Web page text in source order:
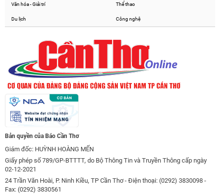
Văn hóa - Giải trí Thể thao
Du lịch Công nghệ
Bản quyền của Báo Cần Thơ
Giám đốc: HUỲNH HOÀNG MẾN
Giấy phép số 789/GP-BTTTT, do Bộ Thông Tin và Truyền Thông cấp ngày
02-12-2021
24 Trần Văn Hoài, P. Ninh Kiều, TP Cần Thơ - Điện thoại: (0292) 3830098 -
Fax: (0292) 3830561